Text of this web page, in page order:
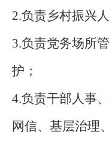
2.负责乡村振兴
3.负责党务场所
护；
4.负责干部人事
网信、基层治理